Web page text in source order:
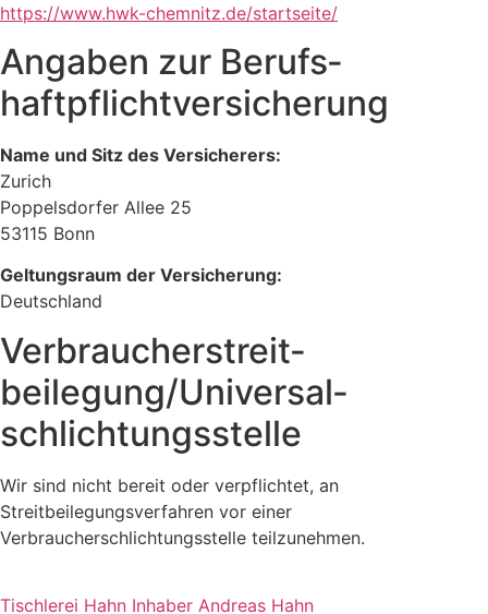
https://www.hwk-chemnitz.de/startseite/
Angaben zur Berufs­
haftpflicht­versicherung
Name und Sitz des Versicherers:
Zurich
Poppelsdorfer Allee 25
53115 Bonn
Geltungsraum der Versicherung:
Deutschland
Verbraucher­streit­
beilegung/Universal­
schlichtungs­stelle
Wir sind nicht bereit oder verpflichtet, an
Streitbeilegungsverfahren vor einer
Verbraucherschlichtungsstelle teilzunehmen.
Tischlerei Hahn Inhaber Andreas Hahn